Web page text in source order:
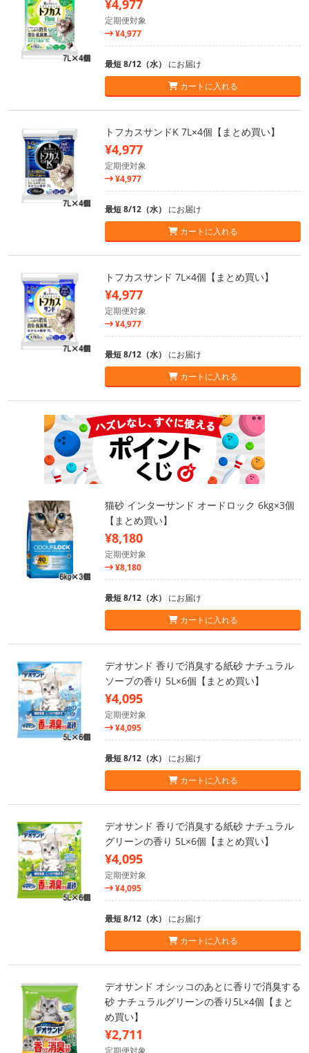
¥4,977
定期便対象
¥4,977
最短 8/12（水） にお届け
カートに入れる
トフカスサンドK 7L×4個【まとめ買い】
¥4,977
定期便対象
¥4,977
最短 8/12（水） にお届け
カートに入れる
トフカスサンド 7L×4個【まとめ買い】
¥4,977
定期便対象
¥4,977
最短 8/12（水） にお届け
カートに入れる
猫砂 インターサンド オードロック 6kg×3個
【まとめ買い】
¥8,180
定期便対象
¥8,180
最短 8/12（水） にお届け
カートに入れる
デオサンド 香りで消臭する紙砂 ナチュラル
ソープの香り 5L×6個【まとめ買い】
¥4,095
定期便対象
¥4,095
最短 8/12（水） にお届け
カートに入れる
デオサンド 香りで消臭する紙砂 ナチュラル
グリーンの香り 5L×6個【まとめ買い】
¥4,095
定期便対象
¥4,095
最短 8/12（水） にお届け
カートに入れる
デオサンド オシッコのあとに香りで消臭する
砂 ナチュラルグリーンの香り5L×4個【まと
め買い】
¥2,711